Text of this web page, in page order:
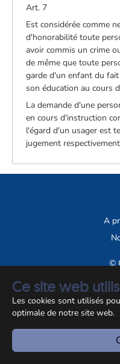
Ce site web
Les cookies sont utilisés
optimale de notre site web.
Art. 7
Est considérée comme
d'honorabilité toute
avoir commis un crime
de même que toute
garde d'un enfant du
son éducation au cours
La demande d'une
en cours d'instruction
l'égard d'un usager est
jugement
A
©